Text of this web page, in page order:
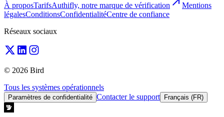
À proposTarifsAuthifly, notre marque de vérification
Mentions
légalesConditionsConfidentialitéCentre de confiance
Réseaux sociaux
© 2026 Bird
Tous les systèmes opérationnels
Paramètres de confidentialité Contacter le support Français (FR)